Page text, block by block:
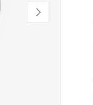
Avanti